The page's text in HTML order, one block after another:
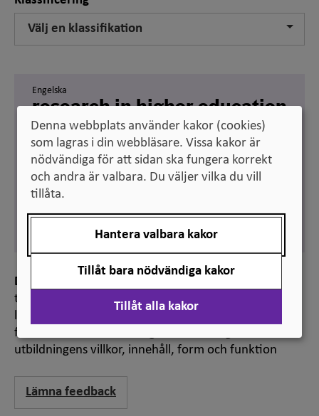
Välj en klassifikation
Engelska
research in higher education
pedagogy
Synonym: research in teaching and learning in
higher education
Svenska
forskning
Definition
tvärvetenskapligt forskningsfält om undervisning och
lärande i högre utbildning vars syfte är att bidra till
förståelsen och utvecklingen av den högre
utbildningens villkor, innehåll, form och funktion
Lämna feedback
Denna webbplats använder kakor (cookies)
som lagras i din webbläsare. Vissa kakor är
nödvändiga för att sidan ska fungera korrekt
och andra är valbara. Du väljer vilka du vill
tillåta.
Hantera valbara kakor
Tillåt bara nödvändiga kakor
Tillåt alla kakor